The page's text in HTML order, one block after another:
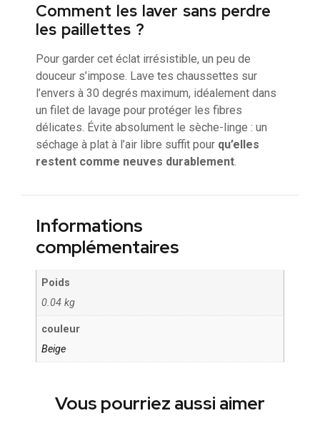
Comment les laver sans perdre
les paillettes ?
Pour garder cet éclat irrésistible, un peu de
douceur s’impose. Lave tes chaussettes sur
l’envers à 30 degrés maximum, idéalement dans
un filet de lavage pour protéger les fibres
délicates. Évite absolument le sèche-linge : un
séchage à plat à l’air libre suffit pour qu’elles
restent comme neuves durablement.
Informations
complémentaires
Poids
0.04 kg
couleur
Beige
Vous pourriez aussi aimer